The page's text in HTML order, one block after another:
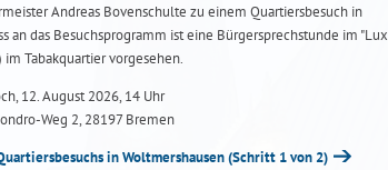
Andreas Bovenschulte zu einem Quartiersbesuch in
an das Besuchsprogramm ist eine Bürgersprechstunde im "Lux
Tabakquartier vorgesehen.
12. August 2026, 14 Uhr
Weg 2, 28197 Bremen
in Woltmershausen(Schritt 1 von 2)